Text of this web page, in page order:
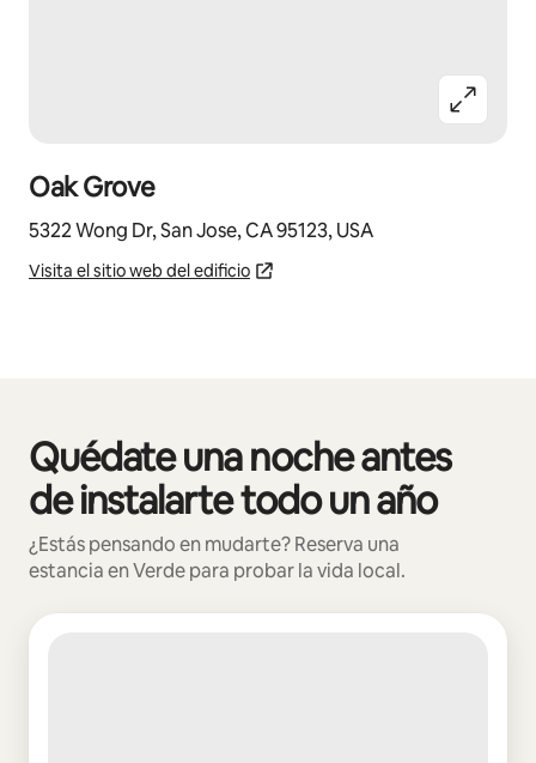
Oak Grove
5322 Wong Dr, San Jose, CA 95123, USA
Visita el sitio web del edificio
Quédate una noche antes
de instalarte todo un año
¿Estás pensando en mudarte? Reserva una
estancia en Verde para probar la vida local.
Mostrando 0 de 0 elementos